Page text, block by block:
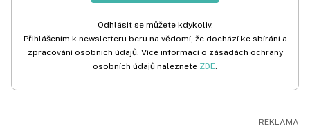
Odhlásit se můžete kdykoliv.
Přihlášením k newsletteru beru na vědomí, že dochází ke sbírání a
zpracování osobních údajů. Více informací o zásadách ochrany
osobních údajů naleznete ZDE.